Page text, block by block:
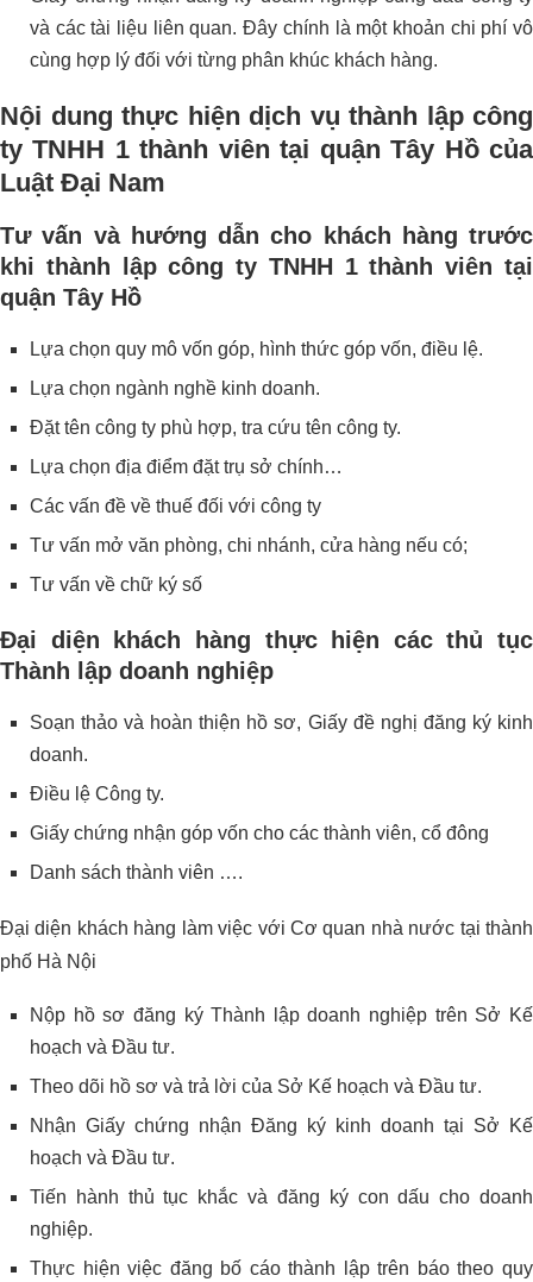
và các tài liệu liên quan. Đây chính là một khoản chi phí vô
cùng hợp lý đối với từng phân khúc khách hàng.
Nội dung thực hiện dịch vụ thành lập công
ty TNHH 1 thành viên tại quận Tây Hồ của
Luật Đại Nam
Tư vấn và hướng dẫn cho khách hàng trước
khi thành lập công ty TNHH 1 thành viên tại
quận Tây Hồ
Lựa chọn quy mô vốn góp, hình thức góp vốn, điều lệ.
Lựa chọn ngành nghề kinh doanh.
Đặt tên công ty phù hợp, tra cứu tên công ty.
Lựa chọn địa điểm đặt trụ sở chính…
Các vấn đề về thuế đối với công ty
Tư vấn mở văn phòng, chi nhánh, cửa hàng nếu có;
Tư vấn về chữ ký số
Đại diện khách hàng thực hiện các thủ tục
Thành lập doanh nghiệp
Soạn thảo và hoàn thiện hồ sơ, Giấy đề nghị đăng ký kinh
doanh.
Điều lệ Công ty.
Giấy chứng nhận góp vốn cho các thành viên, cổ đông
Danh sách thành viên ….
Đại diện khách hàng làm việc với Cơ quan nhà nước tại thành
phố Hà Nội
Nộp hồ sơ đăng ký Thành lập doanh nghiệp trên Sở Kế
hoạch và Đầu tư.
Theo dõi hồ sơ và trả lời của Sở Kế hoạch và Đầu tư.
Nhận Giấy chứng nhận Đăng ký kinh doanh tại Sở Kế
hoạch và Đầu tư.
Tiến hành thủ tục khắc và đăng ký con dấu cho doanh
nghiệp.
Thực hiện việc đăng bố cáo thành lập trên báo theo quy